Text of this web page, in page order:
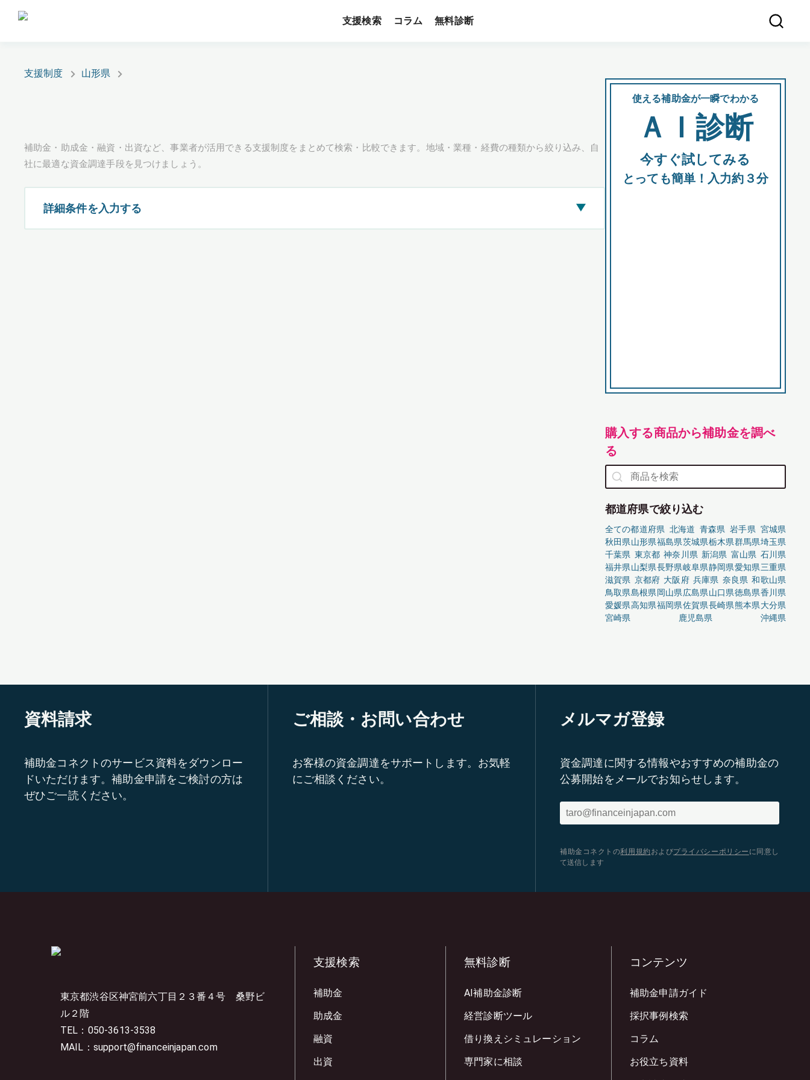
支援検索 コラム 無料診断
支援制度 山形県
補助金・助成金・融資・出資など、事業者が活用できる支援制度をまとめて検索・比較できます。地域・業種・経費の種類から絞り込み、自
社に最適な資金調達手段を見つけましょう。
詳細条件を入力する ▶
使える補助金が一瞬でわかる
ＡＩ診断
今すぐ試してみる
とっても簡単！入力約３分
購入する商品から補助金を調べ
る
都道府県で絞り込む
全ての都道府県 北海道 青森県 岩手県 宮城県
秋田県山形県福島県茨城県栃木県群馬県埼玉県
千葉県 東京都 神奈川県 新潟県 富山県 石川県
福井県山梨県長野県岐阜県静岡県愛知県三重県
滋賀県 京都府 大阪府 兵庫県 奈良県 和歌山県
鳥取県島根県岡山県広島県山口県徳島県香川県
愛媛県高知県福岡県佐賀県長崎県熊本県大分県
宮崎県
鹿児島県 沖縄県
資料請求
補助金コネクトのサービス資料をダウンロー
ドいただけます。補助金申請をご検討の方は
ぜひご一読ください。
ご相談・お問い合わせ
お客様の資金調達をサポートします。お気軽
にご相談ください。
メルマガ登録
資金調達に関する情報やおすすめの補助金の
公募開始をメールでお知らせします。
補助金コネクトの利用規約 およびプライバシーポリシー に同意し
て送信します
東京都渋谷区神宮前六丁目２３番４号 桑野ビ
ル２階
TEL：050-3613-3538
MAIL：support@financeinjapan.com
支援検索
補助金
助成金
融資
出資
無料診断
AI補助金診断
経営診断ツール
借り換えシミュレーション
専門家に相談
コンテンツ
補助金申請ガイド
採択事例検索
コラム
お役立ち資料